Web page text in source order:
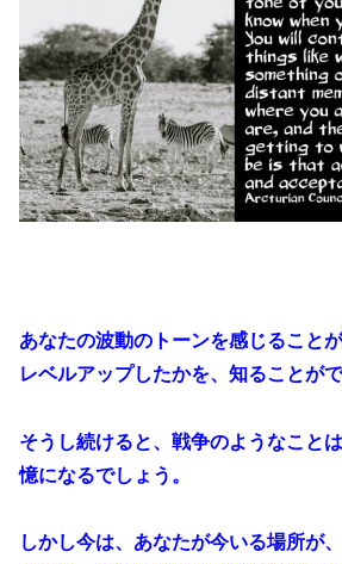
あなたの波動のトーンを感じること
レベルアップしたかを、知ることがで
そうし続けると、戦争のようなこと
憶になるでしょう。
しかし今は、あなたが今いる場所が